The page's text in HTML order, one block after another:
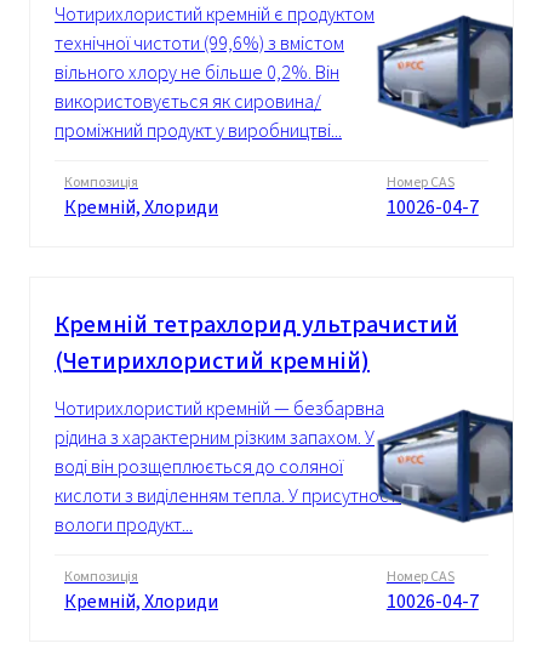
Чотирихлористий кремній є продуктом
технічної чистоти (99,6%) з вмістом
вільного хлору не більше 0,2%. Він
використовується як сировина/
проміжний продукт у виробництві...
Композиція
Кремній, Хлориди
Номер CAS
10026-04-7
Кремній тетрахлорид ультрачистий
(Четирихлористий кремній)
Чотирихлористий кремній — безбарвна
рідина з характерним різким запахом. У
воді він розщеплюється до соляної
кислоти з виділенням тепла. У присутності
вологи продукт...
Композиція
Кремній, Хлориди
Номер CAS
10026-04-7